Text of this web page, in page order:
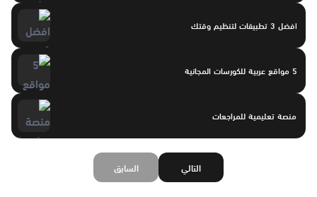
افضل 3 تطبيقات لتنظيم وقتك
5 مواقع عربية للكورسات المجانية
منصة تعليمية للمراجعات
السابق التالي